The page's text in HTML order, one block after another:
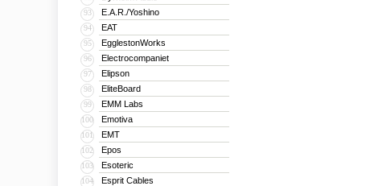
93 E.A.R./Yoshino
94 EAT
95 EgglestonWorks
96 Electrocompaniet
97 Elipson
98 EliteBoard
99 EMM Labs
100 Emotiva
101 EMT
102 Epos
103 Esoteric
104 Esprit Cables